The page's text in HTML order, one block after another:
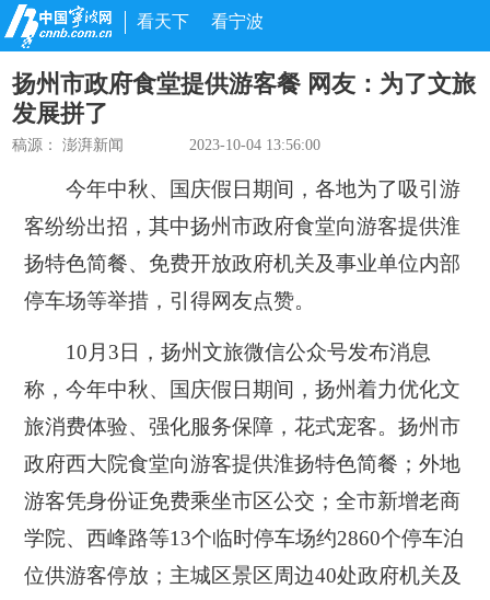
看天下 看宁波
扬州市政府食堂提供游客餐 网友：为了文旅
发展拼了
稿源：澎湃新闻 2023-10-04 13:56:00
今年中秋、国庆假日期间，各地为了吸引游
客纷纷出招，其中扬州市政府食堂向游客提供淮
扬特色简餐、免费开放政府机关及事业单位内部
停车场等举措，引得网友点赞。
10月3日，扬州文旅微信公众号发布消息
称，今年中秋、国庆假日期间，扬州着力优化文
旅消费体验、强化服务保障，花式宠客。扬州市
政府西大院食堂向游客提供淮扬特色简餐；外地
游客凭身份证免费乘坐市区公交；全市新增老商
学院、西峰路等13个临时停车场约2860个停车泊
位供游客停放；主城区景区周边40处政府机关及